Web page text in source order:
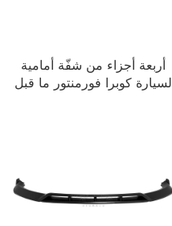
أربعة أجزاء من شفّة أمامية
لسيارة كوبرا فورمنتور ما قبل